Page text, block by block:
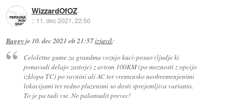
WizzardOfOZ
:: 11. dec 2021, 22:50
Buggy je 10. dec 2021 ob 21:57izjavil:
Celoletne gume za grandma voznjo kuci-posao (ljudje ki
ponavadi delajo zastoje) z avtom 100KM (po moznosti z opcijo
izklopa TC) po ravnini ali AC ter vremensko neobremenjenimi
lokacijami ter redno pluzenimi so dosti sprejemljiva varianta.
To je pa tudi vse. Ne palamudit prevec!